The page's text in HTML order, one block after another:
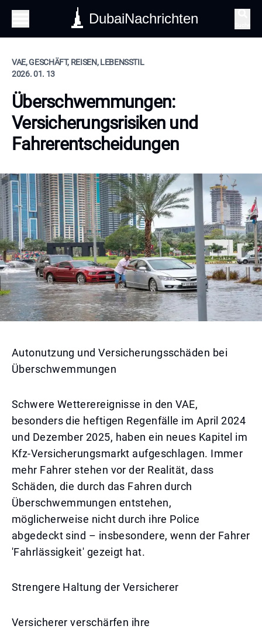
DubaiNachrichten
VAE, GESCHÄFT, REISEN, LEBENSSTIL
2026. 01. 13
Überschwemmungen:
Versicherungsrisiken und
Fahrerentscheidungen
Autonutzung und Versicherungsschäden bei
Überschwemmungen
Schwere Wetterereignisse in den VAE,
besonders die heftigen Regenfälle im April 2024
und Dezember 2025, haben ein neues Kapitel im
Kfz-Versicherungsmarkt aufgeschlagen. Immer
mehr Fahrer stehen vor der Realität, dass
Schäden, die durch das Fahren durch
Überschwemmungen entstehen,
möglicherweise nicht durch ihre Police
abgedeckt sind – insbesondere, wenn der Fahrer
'Fahrlässigkeit' gezeigt hat.
Strengere Haltung der Versicherer
Versicherer verschärfen ihre